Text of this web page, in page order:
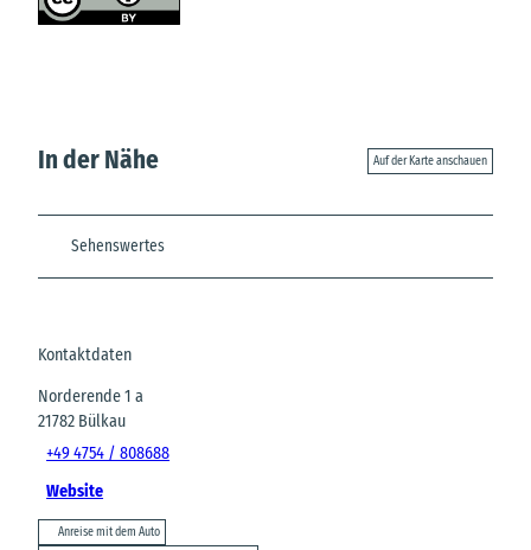
In der Nähe Auf der Karte anschauen
Sehenswertes
Kontaktdaten
Norderende 1 a
21782 Bülkau
+49 4754 / 808688
Website
Anreise mit dem Auto